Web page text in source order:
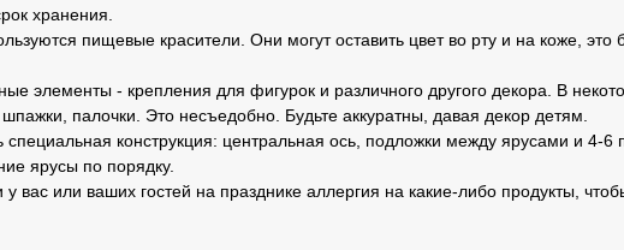
хранения.
пищевые красители. Они могут оставить цвет во рту и на коже, это
элементы - крепления для фигурок и различного другого декора. В
палочки. Это несъедобно. Будьте аккуратны, давая декор детям.
специальная конструкция: центральная ось, подложки между ярусами и 4-6
ярусы по порядку.
вас или ваших гостей на празднике аллергия на какие-либо продукты,